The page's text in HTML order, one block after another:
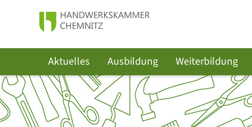
Aktuelles Ausbildung Weiterbildung